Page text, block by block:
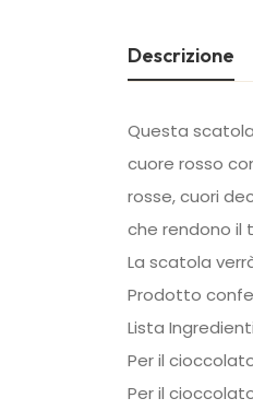
Descrizione
Questa
cuore rosso
rosse, cuori
che rendono il
La scatola
Prodotto
Lista Ingredienti
Per il
Per il